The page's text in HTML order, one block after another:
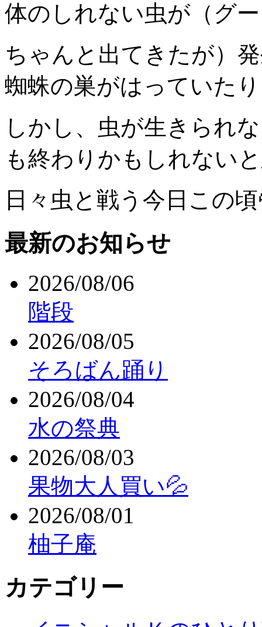
体のしれない虫が（グ
ちゃんと出てきたが）
蜘蛛の巣がはっていた
しかし、虫が生きられ
も終わりかもしれない
日々虫と戦う今日この
最新のお知らせ
2026/08/06
階段
2026/08/05
そろばん踊り
2026/08/04
水の祭典
2026/08/03
果物大人買い💦
2026/08/01
柚子庵
カテゴリー